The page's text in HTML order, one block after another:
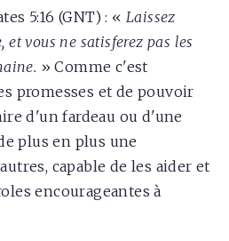
5:16 (GNT) : « Laissez
vous ne satisferez pas les
» Comme c'est
promesses et de pouvoir
d'un fardeau ou d'une
plus en plus une
capable de les aider et
encourageantes à